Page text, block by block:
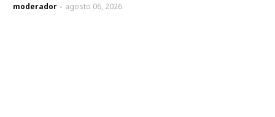
moderador agosto 06, 2026